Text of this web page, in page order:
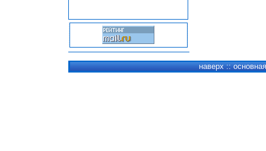
наверх ::основная